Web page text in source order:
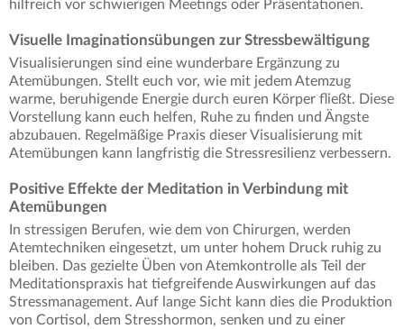
hilfreich vor schwierigen Meetings oder Präsentationen.
Visuelle Imaginationsübungen zur Stressbewältigung
Visualisierungen sind eine wunderbare Ergänzung zu
Atemübungen. Stellt euch vor, wie mit jedem Atemzug
warme, beruhigende Energie durch euren Körper fließt. Diese
Vorstellung kann euch helfen, Ruhe zu finden und Ängste
abzubauen. Regelmäßige Praxis dieser Visualisierung mit
Atemübungen kann langfristig die Stressresilienz verbessern.
Positive Effekte der Meditation in Verbindung mit
Atemübungen
In stressigen Berufen, wie dem von Chirurgen, werden
Atemtechniken eingesetzt, um unter hohem Druck ruhig zu
bleiben. Das gezielte Üben von Atemkontrolle als Teil der
Meditationspraxis hat tiefgreifende Auswirkungen auf das
Stressmanagement. Auf lange Sicht kann dies die Produktion
von Cortisol, dem Stresshormon, senken und zu einer